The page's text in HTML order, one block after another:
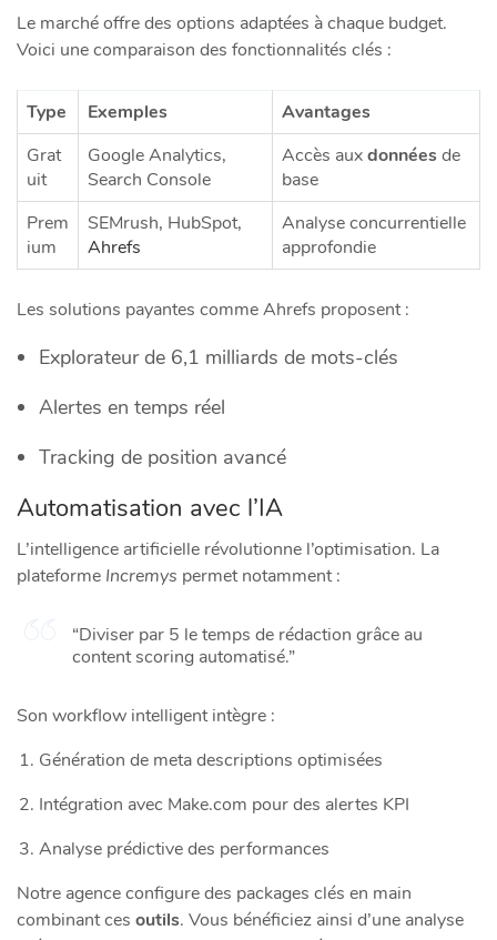
Le marché offre des options adaptées à chaque budget.
Voici une comparaison des fonctionnalités clés :
Type Exemples
Avantages
Grat
uit
Google Analytics,
Search Console
Accès auxdonnéesde
base
Prem
ium
SEMrush, HubSpot,
Ahrefs
Analyse concurrentielle
approfondie
Les solutions payantes comme Ahrefs proposent :
Explorateur de 6,1 milliards de mots-clés
Alertes en temps réel
Tracking de position avancé
Automatisation avec l’IA
L’intelligence artificielle révolutionne l’optimisation. La
plateforme Incremys permet notamment :
“Diviser par 5 le temps de rédaction grâce au
content scoring automatisé.”
Son workflow intelligent intègre :
Génération de meta descriptions optimisées
Intégration avec Make.com pour des alertes KPI
Analyse prédictive des performances
Notre agence configure des packages clés en main
combinant ces outils. Vous bénéficiez ainsi d’une analyse